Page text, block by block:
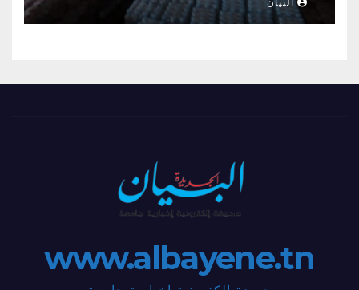
البيان
www.albayene.tn